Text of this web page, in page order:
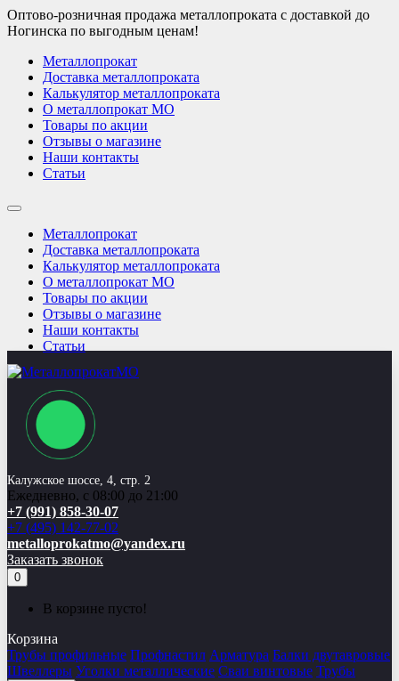
Оптово-розничная продажа металлопроката с доставкой до
Ногинска по выгодным ценам!
Металлопрокат
Доставка металлопроката
Калькулятор металлопроката
О металлопрокат МО
Товары по акции
Отзывы о магазине
Наши контакты
Статьи
Металлопрокат
Доставка металлопроката
Калькулятор металлопроката
О металлопрокат МО
Товары по акции
Отзывы о магазине
Наши контакты
Статьи
Калужское шоссе, 4, стр. 2
Ежедневно, с 08:00 до 21:00
+7 (991) 858-30-07
+7 (495) 142-77-02
metalloprokatmo@yandex.ru
Заказать звонок
0
В корзине пусто!
Корзина
Трубы профильные Профнастил Арматура Балки двутавровые
Швеллеры Уголки металлические Сваи винтовые Трубы